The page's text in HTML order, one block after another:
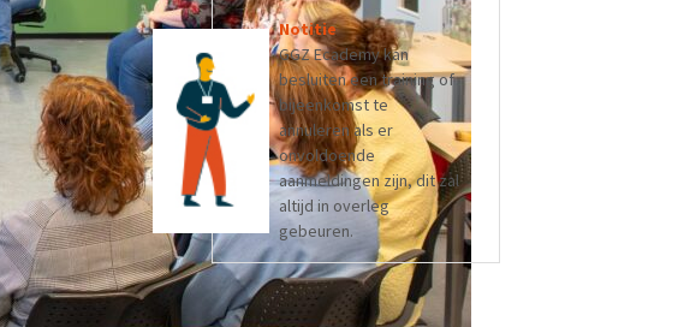
Notitie
GGZ Ecademy kan
besluiten een training of
bijeenkomst te
annuleren als er
onvoldoende
aanmeldingen zijn, dit zal
altijd in overleg
gebeuren.